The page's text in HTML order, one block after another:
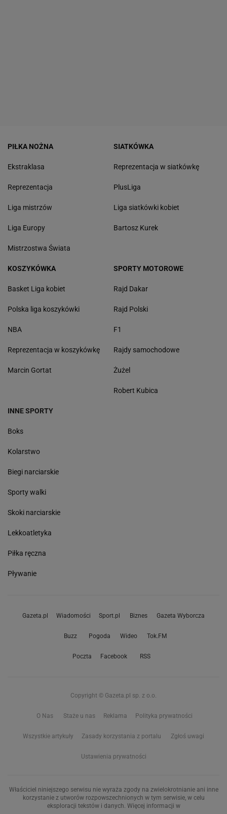
PIŁKA NOŻNA
Ekstraklasa
Reprezentacja
Liga mistrzów
Liga Europy
Mistrzostwa Świata
SIATKÓWKA
Reprezentacja w siatkówkę
PlusLiga
Liga siatkówki kobiet
Bartosz Kurek
KOSZYKÓWKA
Basket Liga kobiet
Polska liga koszykówki
NBA
Reprezentacja w koszykówkę
Marcin Gortat
SPORTY MOTOROWE
Rajd Dakar
Rajd Polski
F1
Rajdy samochodowe
Żużel
Robert Kubica
INNE SPORTY
Boks
Kolarstwo
Biegi narciarskie
Sporty walki
Skoki narciarskie
Lekkoatletyka
Piłka ręczna
Pływanie
Gazeta.pl Wiadomości Sport.pl Biznes Gazeta Wyborcza
Buzz Pogoda Wideo Tok.FM
Poczta Facebook RSS
Copyright © Gazeta.pl sp. z o.o.
O Nas Staże u nas Reklama Polityka prywatności
Wszystkie artykuły Zasady korzystania z portalu Zgłoś uwagi
Ustawienia prywatności
Właściciel niniejszego serwisu nie wyraża zgody na zwielokrotnianie ani inne
korzystanie z utworów rozpowszechnionych w tym serwisie, w celu
eksploracji tekstów i danych. Więcej informacji w